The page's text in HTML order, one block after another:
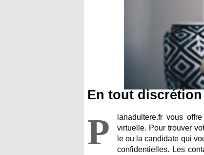
En tout
P
lanadultere.fr vous
virtuelle. Pour trouver
le ou la candidate qui
confidentielles. Les